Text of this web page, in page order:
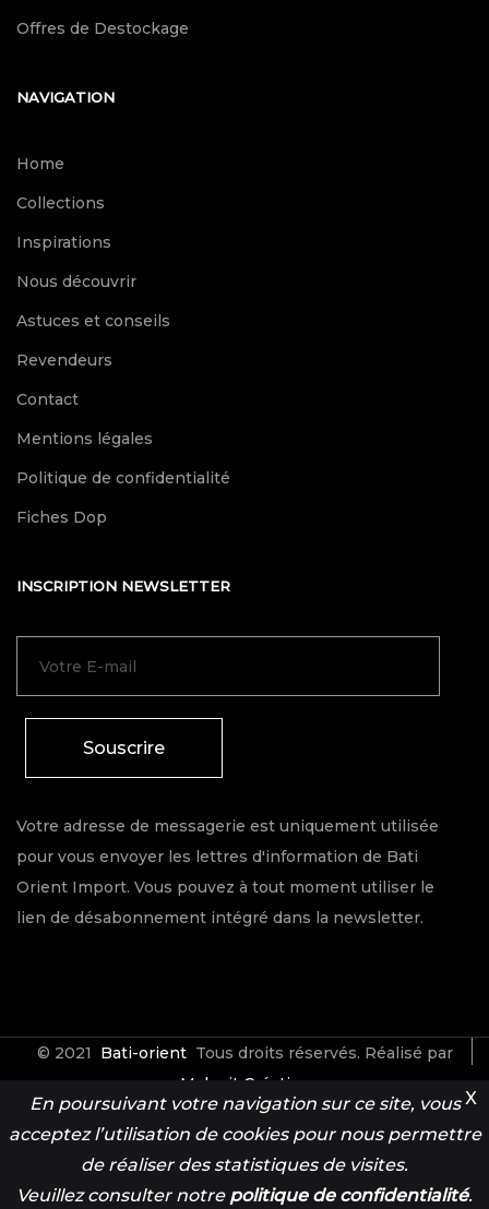
Offres de Destockage
NAVIGATION
Home
Collections
Inspirations
Nous découvrir
Astuces et conseils
Revendeurs
Contact
Mentions légales
Politique de confidentialité
Fiches Dop
INSCRIPTION NEWSLETTER
Souscrire
Votre adresse de messagerie est uniquement utilisée
pour vous envoyer les lettres d'information de Bati
Orient Import. Vous pouvez à tout moment utiliser le
lien de désabonnement intégré dans la newsletter.
© 2021 Bati-orient Tous droits réservés. Réalisé par
Make it Créative
Contact Espace Pro
En poursuivant votre navigation sur ce site, vous
acceptez l’utilisation de cookies pour nous permettre
de réaliser des statistiques de visites.
Veuillez consulter notre politique de confidentialité.
X